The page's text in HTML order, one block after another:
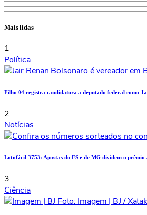
Mais lidas
1
Política
Filho 04 registra candidatura a deputado federal como
2
Notícias
Lotofácil 3753: Apostas do ES e de MG dividem o
3
Ciência